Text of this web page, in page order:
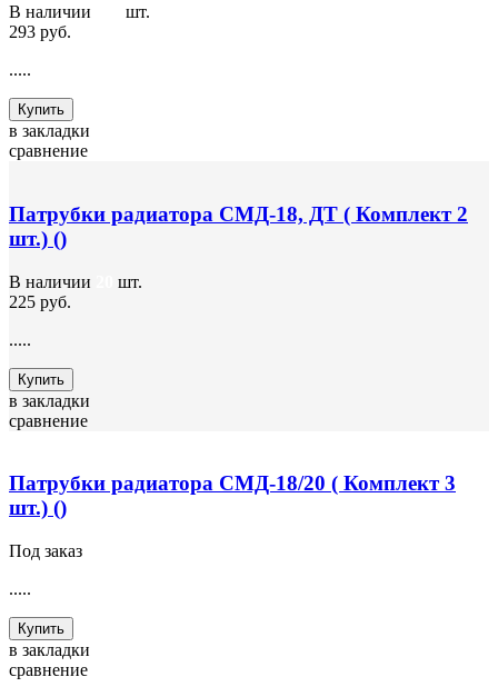
В наличии
шт.
293 руб.
.....
Купить
в закладки
сравнение
Патрубки радиатора СМД-18, ДТ ( Комплект 2
шт.) ()
В наличии
шт.
225 руб.
.....
Купить
в закладки
сравнение
Патрубки радиатора СМД-18/20 ( Комплект 3
шт.) ()
Под заказ
.....
Купить
в закладки
сравнение